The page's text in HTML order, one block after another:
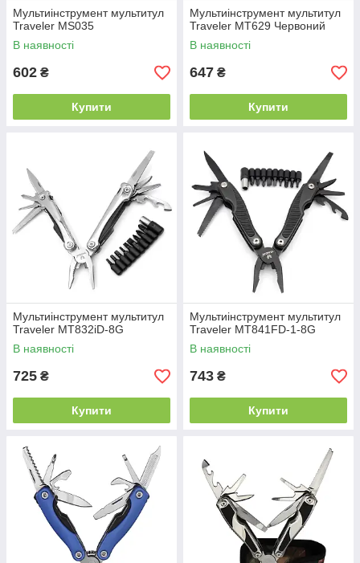
Мультиінструмент мультитул
Traveler MS035
В наявності
602 ₴
Купити
Мультиінструмент мультитул
Traveler MT629 Червоний
В наявності
647 ₴
Купити
Мультиінструмент мультитул
Traveler MT832iD-8G
В наявності
725 ₴
Купити
Мультиінструмент мультитул
Traveler MT841FD-1-8G
В наявності
743 ₴
Купити